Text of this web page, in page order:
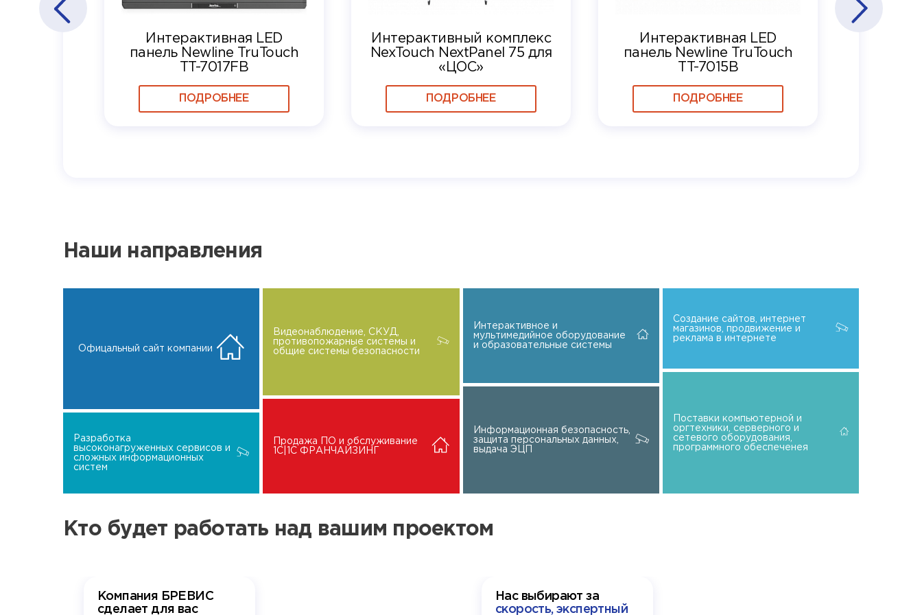
Интерактивная LED
панель Newline TruTouch
TT-7017FB
ПОДРОБНЕЕ
Интерактивный комплекс
NexTouch NextPanel 75 для
«ЦОС»
ПОДРОБНЕЕ
Интерактивная LED
панель Newline TruTouch
TT-7015B
ПОДРОБНЕЕ
Наши направления
Офицальный сайт компании
Разработка
высоконагруженных сервисов и
сложных информационных
систем
Видеонаблюдение, СКУД,
противопожарные системы и
общие системы безопасности
Продажа ПО и обслуживание
1C|1C ФРАНЧАЙЗИНГ
Интерактивное и
мультимедийное оборудование
и образовательные системы
Информационная безопасность,
защита персональных данных,
выдача ЭЦП
Создание сайтов, интернет
магазинов, продвижение и
реклама в интернете
Поставки компьютерной и
оргтехники, серверного и
сетевого оборудования,
программного обеспеченея
Кто будет работать над вашим проектом
Компания БРЕВИС
сделает для вас
Нас выбирают за
скорость, экспертный